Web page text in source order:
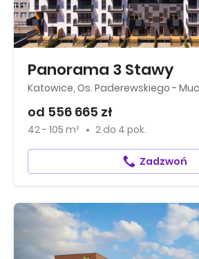
Panorama 3 Stawy
Katowice, Os. Paderewskiego -
od 556 665 zł
42 - 105 m² 2 do 4 pok.
Zadzwoń